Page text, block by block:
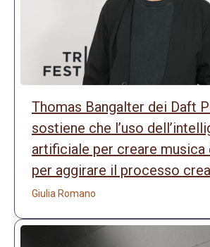
Thomas Bangalter dei Daft
sostiene che l’uso
artificiale per creare musica
per aggirare il processo
Giulia Romano